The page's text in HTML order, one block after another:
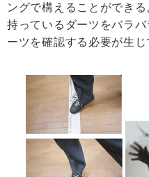
ングで構えることができ
持っているダーツをバラ
ーツを確認する必要が生じ